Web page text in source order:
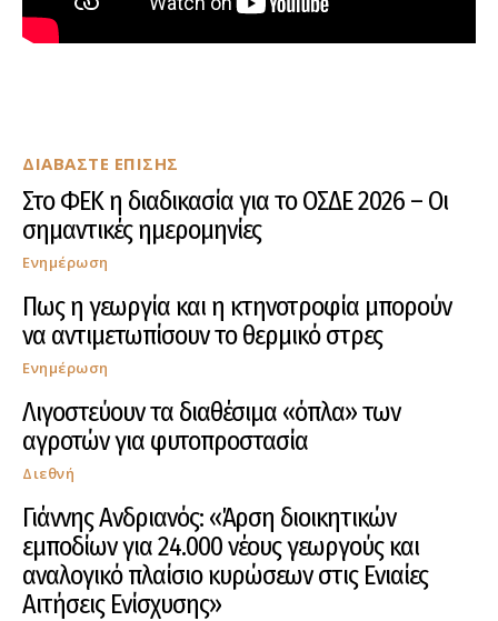
ΔΙΑΒΑΣΤΕ ΕΠΙΣΗΣ
Στο ΦΕΚ η διαδικασία για το ΟΣΔΕ 2026 – Οι
σημαντικές ημερομηνίες
Ενημέρωση
Πως η γεωργία και η κτηνοτροφία μπορούν
να αντιμετωπίσουν το θερμικό στρες
Ενημέρωση
Λιγοστεύουν τα διαθέσιμα «όπλα» των
αγροτών για φυτοπροστασία
Διεθνή
Γιάννης Ανδριανός: «Άρση διοικητικών
εμποδίων για 24.000 νέους γεωργούς και
αναλογικό πλαίσιο κυρώσεων στις Ενιαίες
Αιτήσεις Ενίσχυσης»